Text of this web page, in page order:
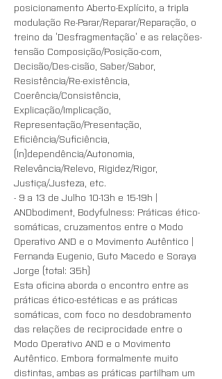
posicionamento Aberto-Explícito, a tripla
modulação Re-Parar/Reparar/Reparação, o
treino da ‘Desfragmentação’ e as relações-
tensão Composição/Posição-com,
Decisão/Des-cisão, Saber/Sabor,
Resistência/Re-existência,
Coerência/Consistência,
Explicação/Implicação,
Representação/Presentação,
Eficiência/Suficiência,
(In)dependência/Autonomia,
Relevância/Relevo, Rigidez/Rigor,
Justiça/Justeza, etc.
- 9 a 13 de Julho 10-13h e 15-19h |
ANDbodiment, Bodyfulness: Práticas ético-
somáticas, cruzamentos entre o Modo
Operativo AND e o Movimento Autêntico |
Fernanda Eugenio, Guto Macedo e Soraya
Jorge (total: 35h)
Esta oficina aborda o encontro entre as
práticas ético-estéticas e as práticas
somáticas, com foco no desdobramento
das relações de reciprocidade entre o
Modo Operativo AND e o Movimento
Autêntico. Embora formalmente muito
distintas, ambas as práticas partilham um